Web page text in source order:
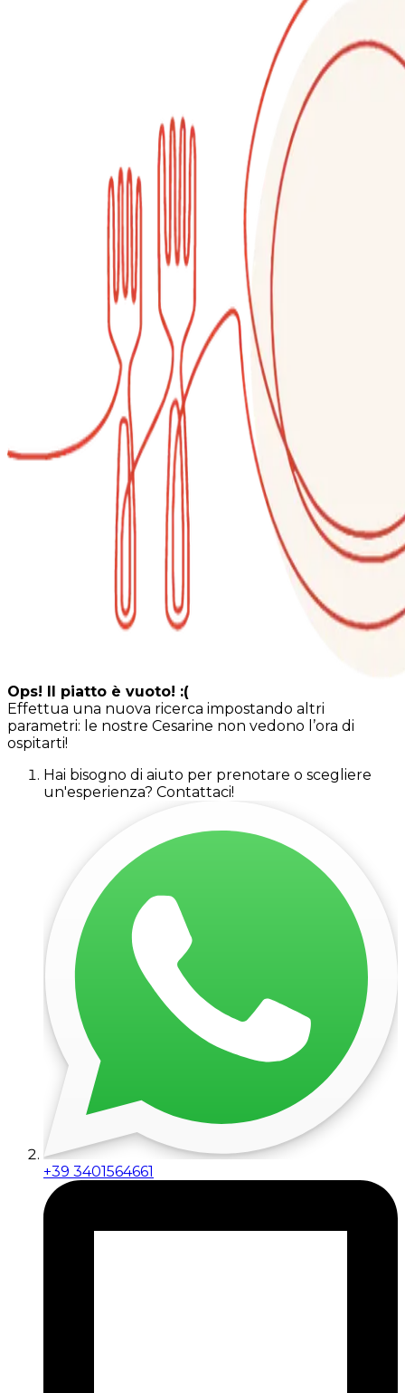
Ops! Il piatto è vuoto! :(
Effettua una nuova ricerca impostando altri
parametri: le nostre Cesarine non vedono l’ora di
ospitarti!
Hai bisogno di aiuto per prenotare o scegliere
un'esperienza? Contattaci!
+39 3401564661